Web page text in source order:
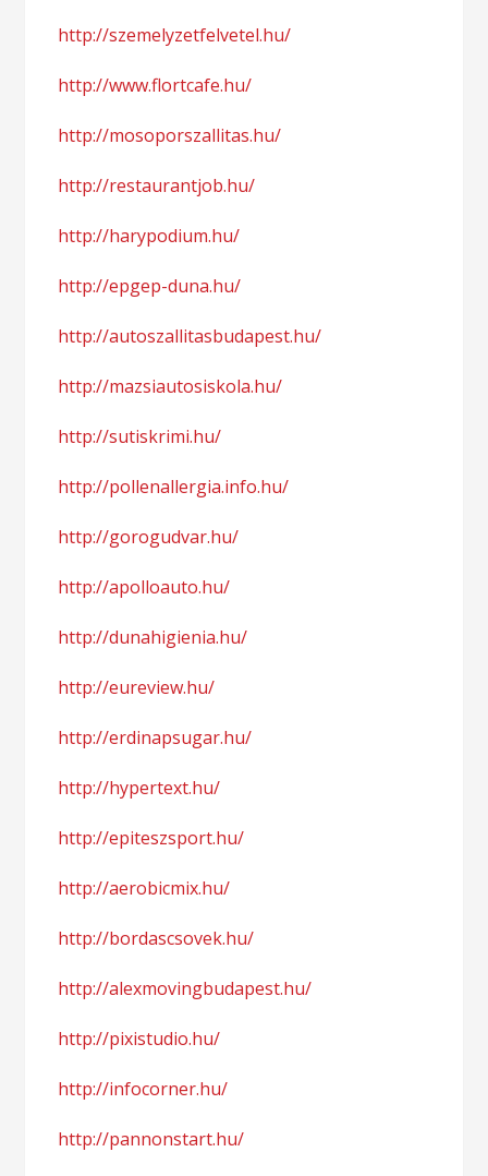
http://szemelyzetfelvetel.hu/
http://www.flortcafe.hu/
http://mosoporszallitas.hu/
http://restaurantjob.hu/
http://harypodium.hu/
http://epgep-duna.hu/
http://autoszallitasbudapest.hu/
http://mazsiautosiskola.hu/
http://sutiskrimi.hu/
http://pollenallergia.info.hu/
http://gorogudvar.hu/
http://apolloauto.hu/
http://dunahigienia.hu/
http://eureview.hu/
http://erdinapsugar.hu/
http://hypertext.hu/
http://epiteszsport.hu/
http://aerobicmix.hu/
http://bordascsovek.hu/
http://alexmovingbudapest.hu/
http://pixistudio.hu/
http://infocorner.hu/
http://pannonstart.hu/